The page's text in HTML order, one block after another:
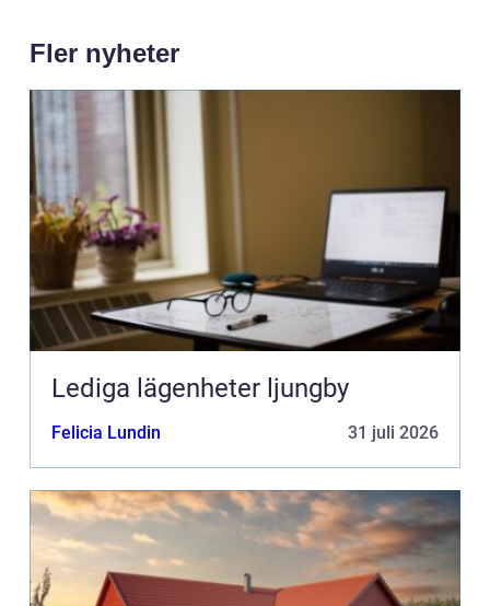
Fler nyheter
Lediga lägenheter ljungby
Felicia Lundin 31 juli 2026